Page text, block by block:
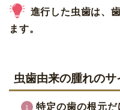
進行した虫歯は、
ます。
虫歯由来の腫れのサ
特定の歯の根元